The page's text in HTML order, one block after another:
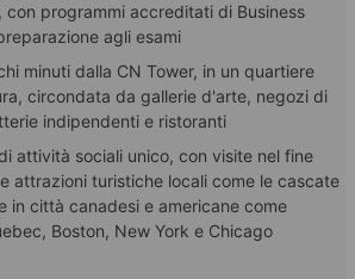
con programmi accreditati di Business
agli esami
minuti dalla CN Tower, in un quartiere
circondata da gallerie d'arte, negozi di
indipendenti e ristoranti
attività sociali unico, con visite nel fine
attrazioni turistiche locali come le cascate
in città canadesi e americane come
Boston, New York e Chicago